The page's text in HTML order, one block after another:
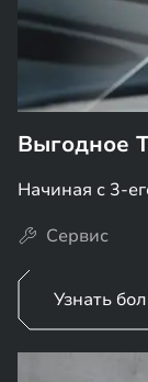
Выгодное
Начиная с 3-
Сервис
Узнать